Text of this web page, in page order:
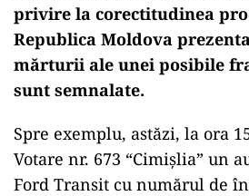
privire la corectitudinea
Republica Moldova
mărturii ale unei posibile
sunt semnalate.
Spre exemplu, astăzi, la ora
Votare nr. 673 “Cimișlia” un
Ford Transit cu numărul de